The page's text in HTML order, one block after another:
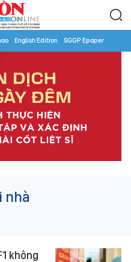
English Edition SGGP Epaper
nhà
không